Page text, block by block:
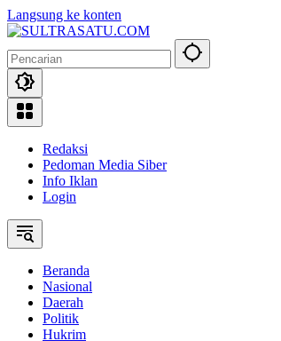
Langsung ke konten
Redaksi
Pedoman Media Siber
Info Iklan
Login
Beranda
Nasional
Daerah
Politik
Hukrim